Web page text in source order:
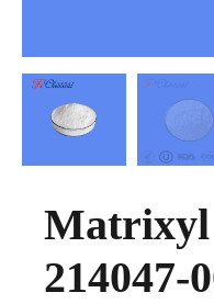
Matrixyl
214047-